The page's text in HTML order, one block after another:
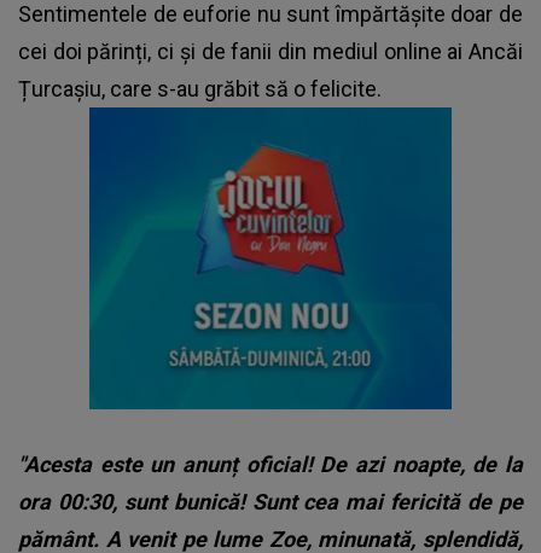
Sentimentele de euforie nu sunt împărtășite doar de
cei doi părinți, ci și de fanii din mediul online ai Ancăi
Țurcașiu, care s-au grăbit să o felicite.
"Acesta este un anunț oficial! De azi noapte, de la
ora 00:30, sunt bunică! Sunt cea mai fericită de pe
pământ. A venit pe lume Zoe, minunată, splendidă,